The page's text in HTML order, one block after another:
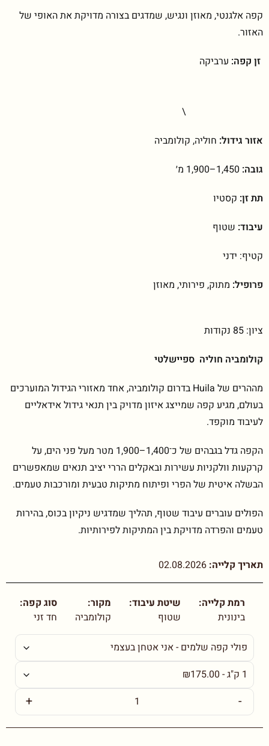
קפה אלגנטי, מאוזן ונגיש, שמדגים בצורה מדויקת את האופי של
האזור.
זן קפה: ערביקה
\
אזור גידול: חוליה, קולומביה
גובה:
תת זן: קסטיו
עיבוד: שטוף
קטיף: ידני
פרופיל: מתוק, פירותי, מאוזן
ציון: 85 נקודות
קולומביה חוליה ספיישלטי
מההרים של Huila בדרום קולומביה, אחד מאזורי הגידול המוערכים
בעולם, מגיע קפה שמייצג איזון מדויק בין תנאי גידול אידאליים
לעיבוד מוקפד.
הקפה גדל בגבהים של כ־1,400–1,900 מטר מעל פני הים, על
קרקעות וולקניות עשירות ובאקלים הררי יציב תנאים שמאפשרים
הבשלה איטית של הפרי ופיתוח מתיקות טבעית ומורכבות טעמים.
הפולים עוברים עיבוד שטוף, תהליך שמדגיש ניקיון בכוס, בהירות
טעמים והפרדה מדויקת בין המתיקות לפירותיות.
תאריך קלייה: 02.08.2026
רמת קלייה:
בינונית
שיטת עיבוד:
שטוף
מקור:
קולומביה
סוג קפה:
חד זני
-
+